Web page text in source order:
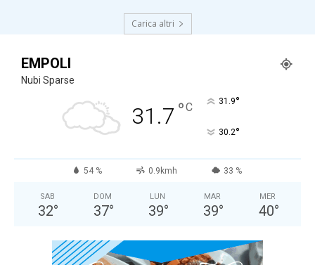
Carica altri
EMPOLI
Nubi Sparse
31.7 °C 31.9°
30.2°
54 % 0.9kmh 33 %
SAB
32°
DOM
37°
LUN
39°
MAR
39°
MER
40°